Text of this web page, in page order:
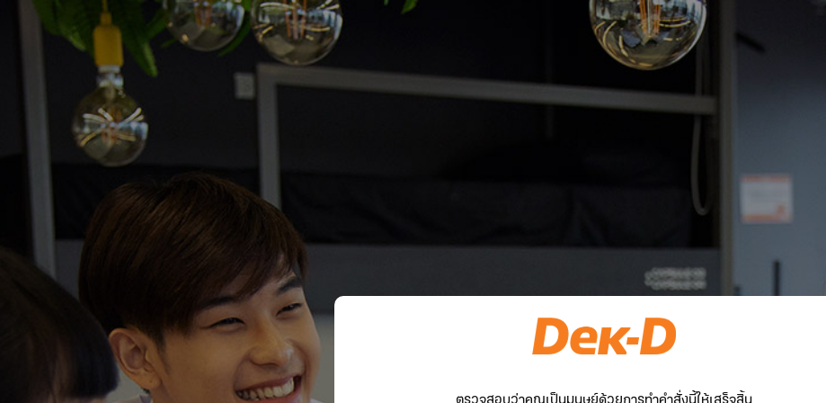
ตรวจสอบว่าคุณเป็นมนุษย์ด้วยการทำคำสั่งนี้ให้เสร็จสิ้น